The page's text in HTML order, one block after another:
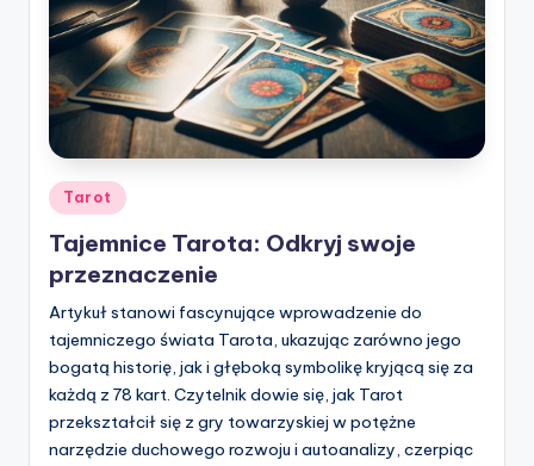
Posted
Tarot
Tajemnice Tarota: Odkryj swoje
przeznaczenie
Artykuł stanowi fascynujące wprowadzenie do
tajemniczego świata Tarota, ukazując zarówno jego
bogatą historię, jak i głęboką symbolikę kryjącą się za
każdą z 78 kart. Czytelnik dowie się, jak Tarot
przekształcił się z gry towarzyskiej w potężne
narzędzie duchowego rozwoju i autoanalizy, czerpiąc